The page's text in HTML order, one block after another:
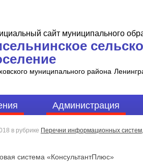
сайт муниципального
муниципального района
Администрация
в рубрике Перечни информационных
система «КонсультантПлюс»